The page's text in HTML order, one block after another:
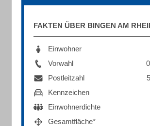
FAKTEN ÜBER BINGEN AM
Einwohner
Vorwahl
Postleitzahl
Kennzeichen
Einwohnerdichte
Gesamtfläche*